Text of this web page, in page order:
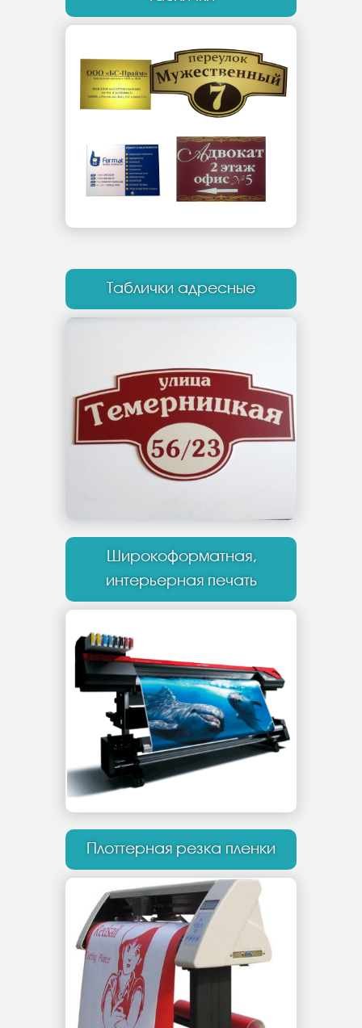
Таблички адресные
Широкоформатная,
интерьерная печать
Плоттерная резка пленки